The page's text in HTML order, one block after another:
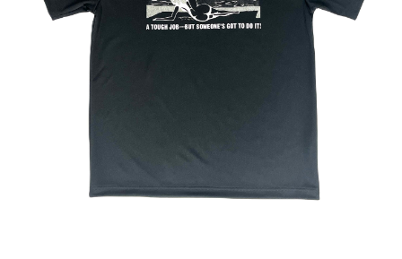
ZIPPO
その他グッズ（バッグ・タオル・ストラップ・
マスク等）
潜水艦